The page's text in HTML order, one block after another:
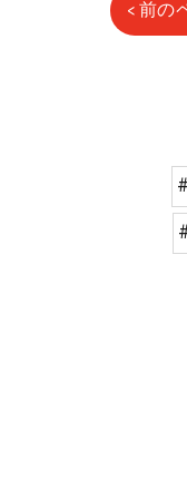
< 前の